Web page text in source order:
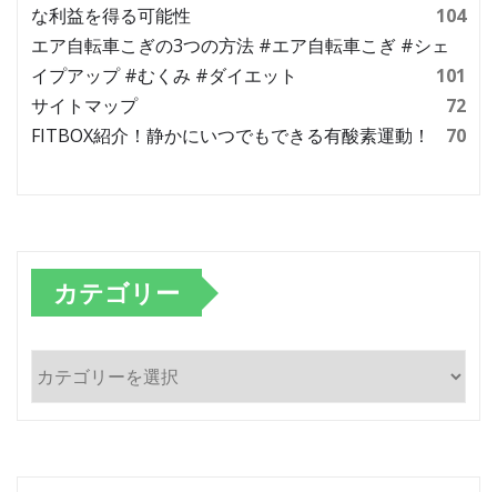
な利益を得る可能性
104
エア自転車こぎの3つの方法 #エア自転車こぎ #シェ
イプアップ #むくみ #ダイエット
101
サイトマップ
72
FITBOX紹介！静かにいつでもできる有酸素運動！
70
カテゴリー
テ